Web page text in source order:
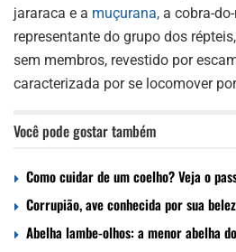
jararaca e a muçurana, a cobra-
representante do grupo dos
sem membros, revestido por
caracterizada por se locomover
Você pode gostar também
Como cuidar de um coelho? Veja o
Corrupião, ave conhecida por sua
Abelha lambe-olhos: a menor abelha